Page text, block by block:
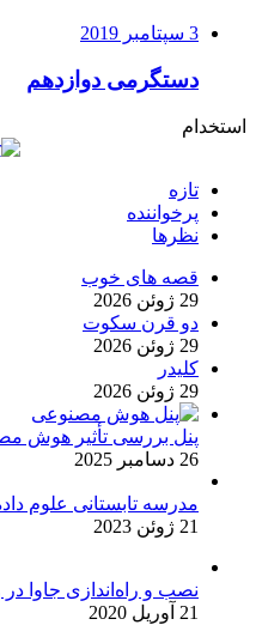
3 سپتامبر 2019
دستگرمی دوازدهم
استخدام
تازه
پرخواننده
نظرها
قصه های خوب
29 ژوئن 2026
دو قرن سکوت
29 ژوئن 2026
کلیدر
29 ژوئن 2026
پنل بررسی تأثیر هوش
26 دسامبر 2025
مدرسه تابستانی علوم
21 ژوئن 2023
نصب و راه‌اندازی جاوا در
21 آوریل 2020